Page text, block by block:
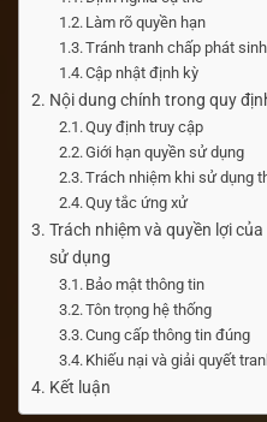
Làm rõ quyền hạn
Tránh tranh chấp phát sinh
Cập nhật định kỳ
Nội dung chính trong quy
Quy định truy cập
Giới hạn quyền sử dụng
Trách nhiệm khi sử dụng
Quy tắc ứng xử
Trách nhiệm và quyền lợi
sử dụng
Bảo mật thông tin
Tôn trọng hệ thống
Cung cấp thông tin đúng
Khiếu nại và giải quyết
Kết luận